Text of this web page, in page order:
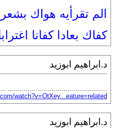
الم تقرأيه هواك
كفاك بعادا كفانا
د.ابراهيم ابوزيد
..........
watch?v=OtXey...eature=related
د.ابراهيم ابوزيد